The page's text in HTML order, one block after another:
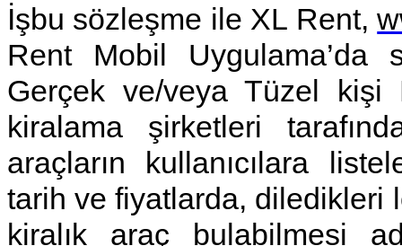
İşbu sözleşme ile XL Rent,
Rent Mobil
Gerçek ve/veya Tüzel kişi
kiralama şirketleri
araçların kullanıcılara
tarih ve fiyatlarda, diledikleri
kiralık araç bulabilmesi